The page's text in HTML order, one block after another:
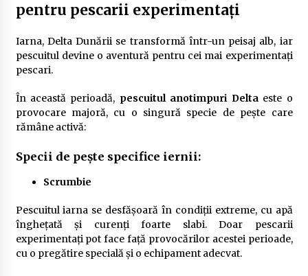
pentru pescarii experimentați
Iarna, Delta Dunării se transformă într-un peisaj alb, iar
pescuitul devine o aventură pentru cei mai experimentați
pescari.
În această perioadă, pescuitul anotimpuri Deltaeste o
provocare majoră, cu o singură specie de pește care
rămâne activă:
Specii de pește specifice iernii:
Scrumbie
Pescuitul iarna se desfășoară în condiții extreme, cu apă
înghețată și curenți foarte slabi. Doar pescarii
experimentați pot face față provocărilor acestei perioade,
cu o pregătire specială și o echipament adecvat.